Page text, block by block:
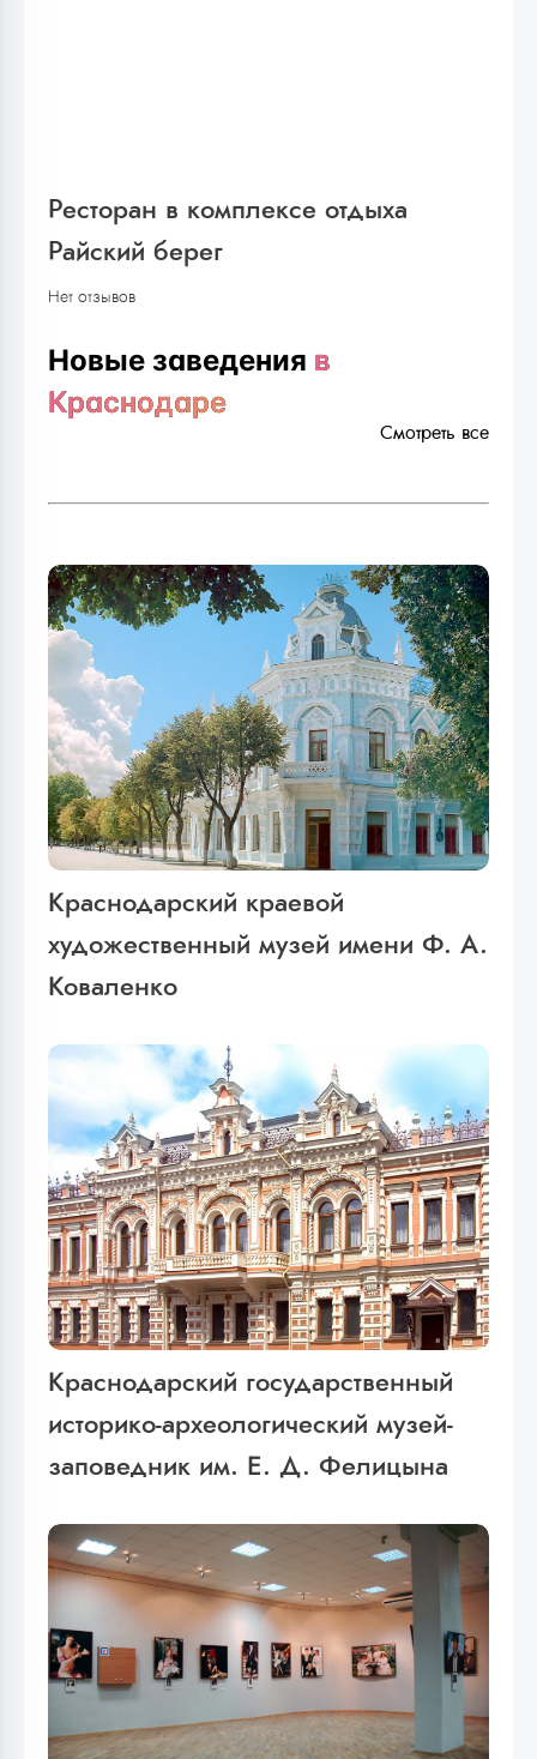
Ресторан в комплексе отдыха
Райский берег
Нет отзывов
Новые заведения в
Краснодаре
Смотреть все
Краснодарский краевой
художественный музей имени Ф. А.
Коваленко
Краснодарский государственный
историко-археологический музей-
заповедник им. Е. Д. Фелицына